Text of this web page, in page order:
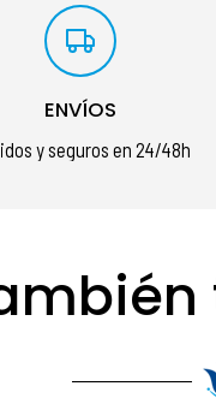
ENVÍOS
y seguros en 24/48h